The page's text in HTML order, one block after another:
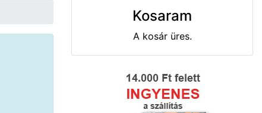
Kosaram
A kosár üres.